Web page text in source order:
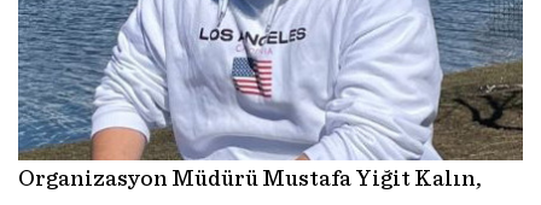
Organizasyon Müdürü Mustafa Yiğit Kalın,